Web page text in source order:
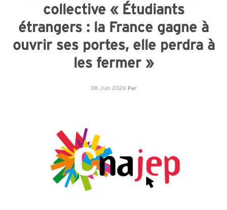
collective « Étudiants
étrangers : la France gagne à
ouvrir ses portes, elle perdra à
les fermer »
08 Juin 2026 Par